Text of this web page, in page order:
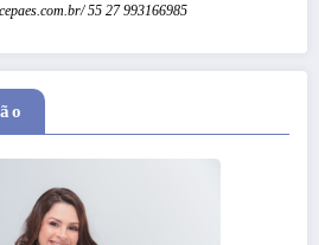
55 27 993166985